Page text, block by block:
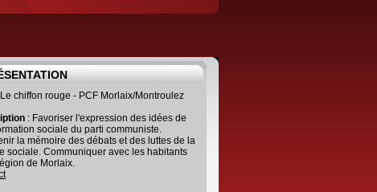
chiffon rouge - PCF Morlaix/Montroulez
: Favoriser l'expression des idées de
sociale du parti communiste.
la mémoire des débats et des luttes de la
sociale. Communiquer avec les habitants
de Morlaix.